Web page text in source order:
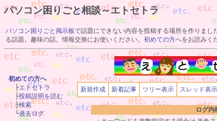
パソコン困りごと相談～エトセトラ
パソコン困りごと掲示板で話題にできない内容を投稿する場所を作りまし
る話題。趣味の話。情報交換にお使いください。 初めての方へをお読みく
新規作成 新着記事 ツリー表示 スレッド表示
ログ内
初めての方へ
├エトセトラ
├投稿説明を読む
├検索
└過去ログ